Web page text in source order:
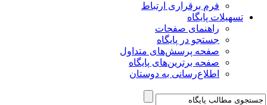
فرم برقراری ارتباط
تسهیلات پایگاه
راهنمای صفحات
جستجو در پایگاه
صفحه پرسش‌های متداول
صفحه برترین‌های پایگاه
اطلاع‌رسانی به دوستان